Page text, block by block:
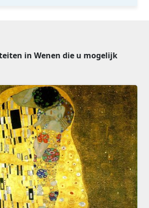
in Wenen die u mogelijk